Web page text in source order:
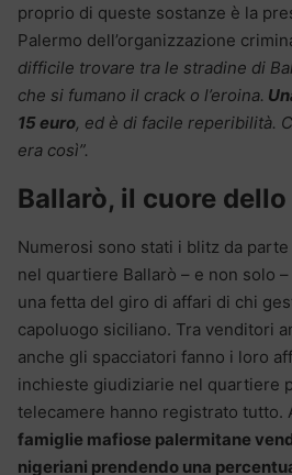
proprio di queste sostanze è la
Palermo dell’organizzazione
difficile trovare tra le stradine di
che si fumano il crack o l’eroina.
15 euro, ed è di facile reperibilità.
era così”.
Ballarò, il cuore
Numerosi sono stati i blitz da
nel quartiere Ballarò – e non solo
una fetta del giro di affari di chi
capoluogo siciliano. Tra venditori
anche gli spacciatori fanno i loro
inchieste giudiziarie nel quartiere
telecamere hanno registrato tutto.
famiglie mafiose palermitane
nigeriani prendendo una